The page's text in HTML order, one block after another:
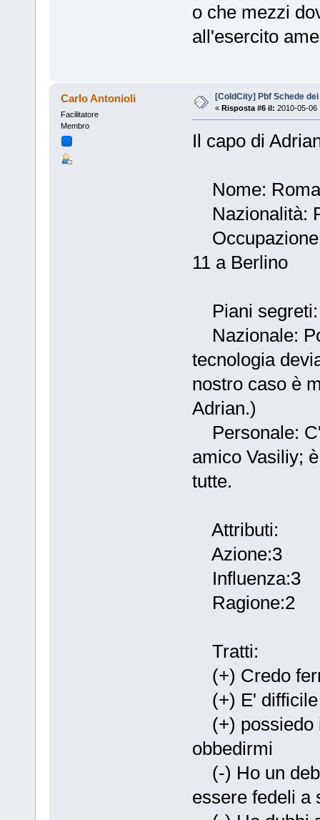
o che mezzi
all'esercito
Carlo Antonioli
Facilitatore
Membro
[ColdCity] Pbf Schede
« Risposta #6 il: 2010-05-06
Il capo di
Nome:
Nazionalità:
11 a Berlino
Piani segreti:
Nazionale:
tecnologia
nostro caso è
Adrian.)
Personale:
amico Vasiliy;
tutte.
Attributi:
Azione:3
Influenza:3
Ragione:2
Tratti:
(+) Credo
(+) E' difficile
(+) possiedo
obbedirmi
(-) Ho un
essere fedeli a